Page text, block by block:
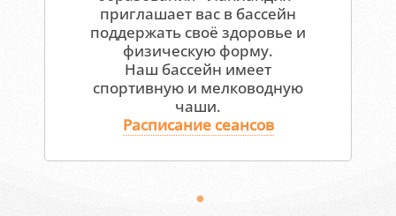
приглашает вас в бассейн
поддержать своё здоровье и
физическую форму.
Наш бассейн имеет
спортивную и мелководную
чаши.
Расписание сеансов